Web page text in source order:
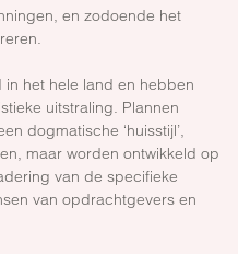
en zodoende het
het hele land en hebben
uitstraling. Plannen
dogmatische ‘huisstijl’,
maar worden ontwikkeld op
van de specifieke
van opdrachtgevers en